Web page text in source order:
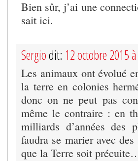
Bien sûr, j’ai une
sait ici.
Sergiodit: 12 octobre 2015
Les animaux ont évolué
la terre en colonies
donc on ne peut pas
même le contraire : en
milliards d’années des
faudra se marier avec
que la Terre soit